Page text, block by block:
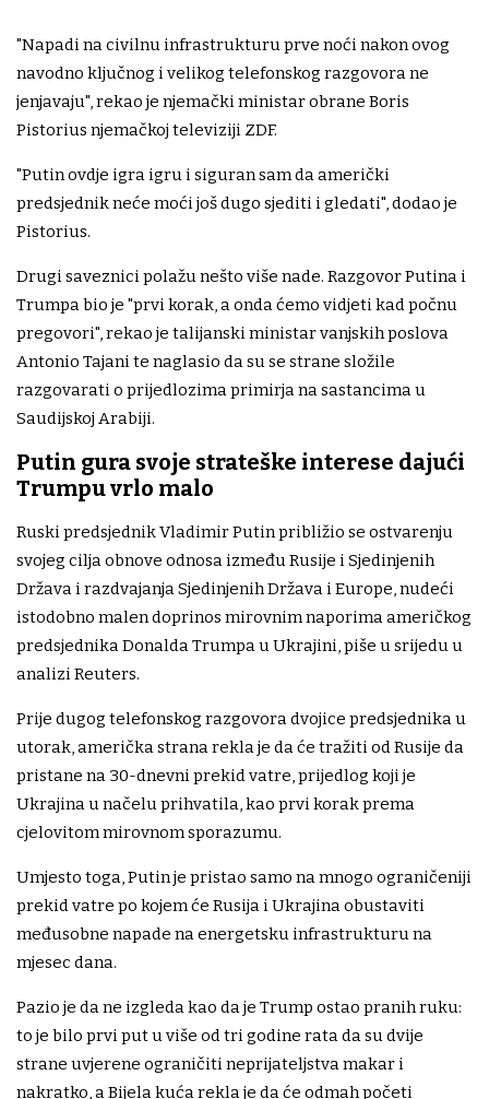
"Napadi na civilnu infrastrukturu prve noći nakon ovog
navodno ključnog i velikog telefonskog razgovora ne
jenjavaju", rekao je njemački ministar obrane Boris
Pistorius njemačkoj televiziji ZDF.
"Putin ovdje igra igru ​​i siguran sam da američki
predsjednik neće moći još dugo sjediti i gledati", dodao je
Pistorius.
Drugi saveznici polažu nešto više nade. Razgovor Putina i
Trumpa bio je "prvi korak, a onda ćemo vidjeti kad počnu
pregovori", rekao je talijanski ministar vanjskih poslova
Antonio Tajani te naglasio da su se strane složile
razgovarati o prijedlozima primirja na sastancima u
Saudijskoj Arabiji.
Putin gura svoje strateške interese dajući
Trumpu vrlo malo
Ruski predsjednik Vladimir Putin približio se ostvarenju
svojeg cilja obnove odnosa između Rusije i Sjedinjenih
Država i razdvajanja Sjedinjenih Država i Europe, nudeći
istodobno malen doprinos mirovnim naporima američkog
predsjednika Donalda Trumpa u Ukrajini, piše u srijedu u
analizi Reuters.
Prije dugog telefonskog razgovora dvojice predsjednika u
utorak, američka strana rekla je da će tražiti od Rusije da
pristane na 30-dnevni prekid vatre, prijedlog koji je
Ukrajina u načelu prihvatila, kao prvi korak prema
cjelovitom mirovnom sporazumu.
Umjesto toga, Putin je pristao samo na mnogo ograničeniji
prekid vatre po kojem će Rusija i Ukrajina obustaviti
međusobne napade na energetsku infrastrukturu na
mjesec dana.
Pazio je da ne izgleda kao da je Trump ostao pranih ruku:
to je bilo prvi put u više od tri godine rata da su dvije
strane uvjerene ograničiti neprijateljstva makar i
nakratko, a Bijela kuća rekla je da će odmah početi